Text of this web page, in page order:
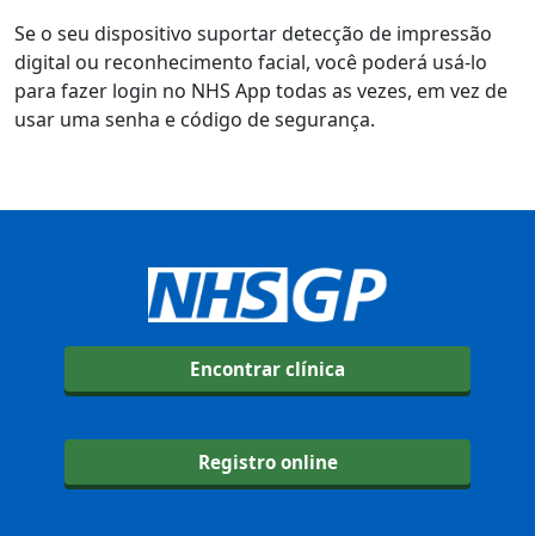
Se o seu dispositivo suportar detecção de impressão
digital ou reconhecimento facial, você poderá usá-lo
para fazer login no NHS App todas as vezes, em vez de
usar uma senha e código de segurança.
Encontrar clínica
Registro online